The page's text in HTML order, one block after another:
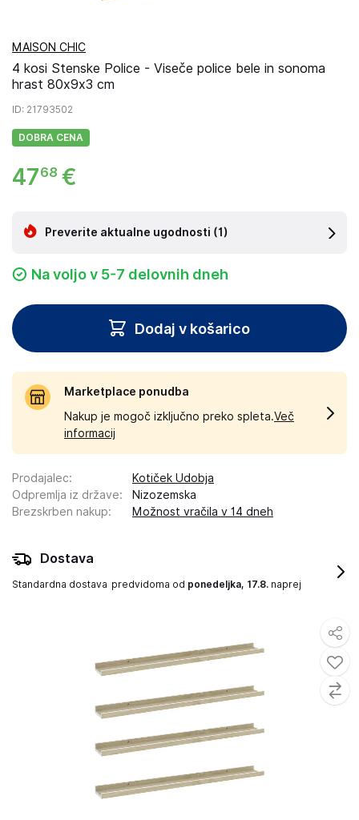
MAISON CHIC
4 kosi Stenske Police - Viseče police bele in sonoma
hrast 80x9x3 cm
ID: 21793502
DOBRA CENA
4768 €
Preverite aktualne ugodnosti (1)
Na voljo v 5-7 delovnih dneh
Dodaj v košarico
Marketplace ponudba
Nakup je mogoč izključno preko spleta.Več
informacij
Prodajalec:
Kotiček Udobja
Odpremlja iz države:
Nizozemska
Brezskrben nakup: Možnost vračila v 14 dneh
Dostava
Standardna dostava predvidoma od ponedeljka, 17.8. naprej